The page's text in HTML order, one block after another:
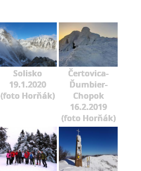
Solisko
19.1.2020
(foto Horňák)
Čertovica-
Ďumbier-
Chopok
16.2.2019
(foto Horňák)